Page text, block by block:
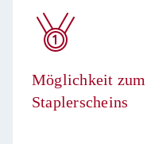
Möglichkeit zum
Staplerscheins​